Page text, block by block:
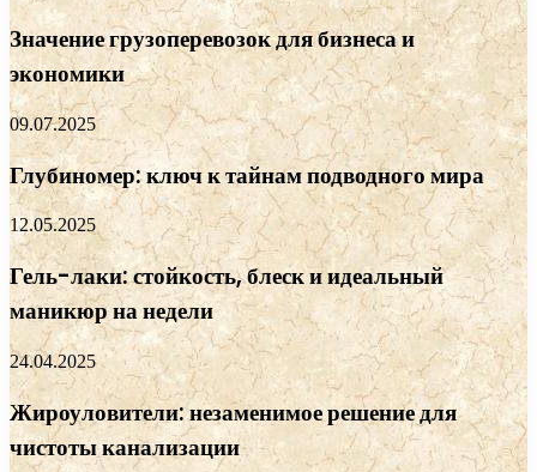
Значение грузоперевозок для бизнеса и
экономики
09.07.2025
Глубиномер: ключ к тайнам подводного мира
12.05.2025
Гель-лаки: стойкость, блеск и идеальный
маникюр на недели
24.04.2025
Жироуловители: незаменимое решение для
чистоты канализации